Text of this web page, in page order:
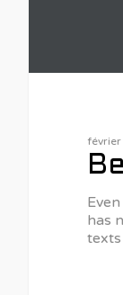
has
texts